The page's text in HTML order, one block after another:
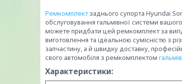
Ремкомплектзаднього супорта Hyundai
обслуговування гальмівної системи
можете придбати цей ремкомплект за
виготовлення та ідеальною сумісністю з
запчастину, а й швидку доставку,
свого автомобіля з ремкомплектом
Характеристики: